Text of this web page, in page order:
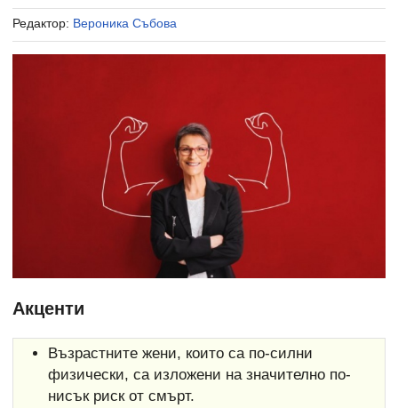
Редактор: Вероника Събова
Акценти
Възрастните жени, които са по-силни
физически, са изложени на значително по-
нисък риск от смърт.